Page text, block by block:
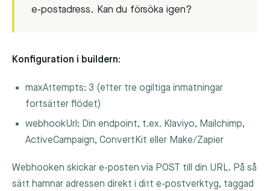
e-postadress. Kan du försöka igen?
Konfiguration i buildern:
maxAttempts: 3 (efter tre ogiltiga inmatningar
fortsätter flödet)
webhookUrl: Din endpoint, t.ex. Klaviyo, Mailchimp,
ActiveCampaign, ConvertKit eller Make/Zapier
Webhooken skickar e-posten via POST till din URL. På så
sätt hamnar adressen direkt i ditt e-postverktyg, taggad